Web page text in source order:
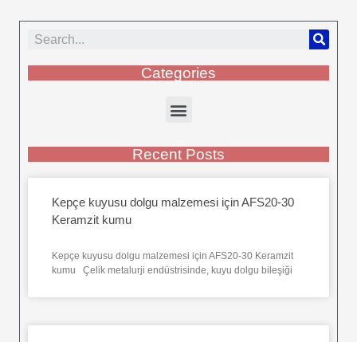
Categories
Recent Posts
Kepçe kuyusu dolgu malzemesi için AFS20-30
Keramzit kumu
Kepçe kuyusu dolgu malzemesi için AFS20-30 Keramzit
kumu Çelik metalurji endüstrisinde, kuyu dolgu bileşiği